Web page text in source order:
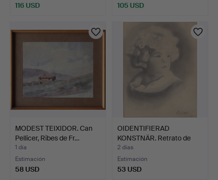
116 USD 105 USD
MODEST TEIXIDOR. Can
Pellicer, Ribes de Fr…
1 día
Estimación
58 USD
OIDENTIFIERAD
KONSTNÄR. Retrato de
niño, d…
2 días
Estimación
53 USD